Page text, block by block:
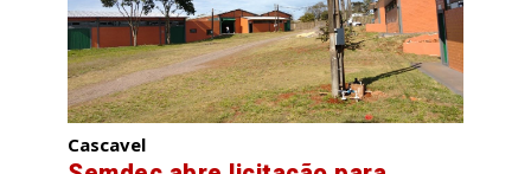
Cascavel